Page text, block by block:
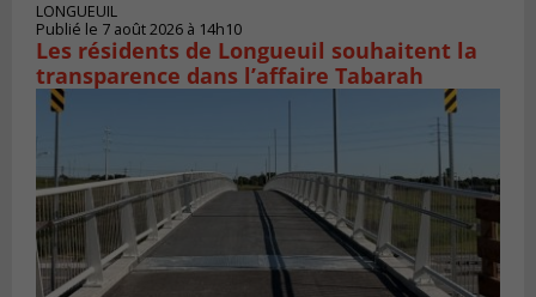
LONGUEUIL
Publié le 7 août 2026 à 14h10
Les résidents de Longueuil souhaitent la
transparence dans l’affaire Tabarah